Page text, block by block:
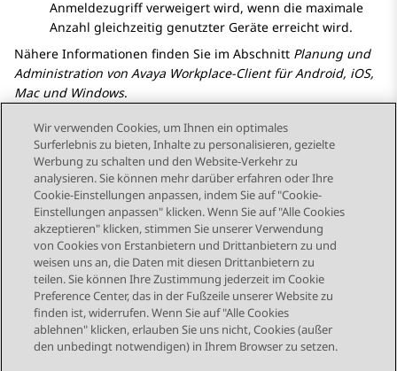
Anmeldezugriff verweigert wird, wenn die maximale
Anzahl gleichzeitig genutzter Geräte erreicht wird.
Nähere Informationen finden Sie im Abschnitt Planung und
Administration von Avaya Workplace-Clientfür Android, iOS,
Mac und Windows.
Send Feedback
Themennavigation
Vorheriges Thema Nächstes Thema
STAY CONNECTED
Wir verwenden Cookies, um Ihnen ein optimales
Surferlebnis zu bieten, Inhalte zu personalisieren, gezielte
Werbung zu schalten und den Website-Verkehr zu
analysieren. Sie können mehr darüber erfahren oder Ihre
Cookie-Einstellungen anpassen, indem Sie auf "Cookie-
Einstellungen anpassen" klicken. Wenn Sie auf "Alle Cookies
akzeptieren" klicken, stimmen Sie unserer Verwendung
von Cookies von Erstanbietern und Drittanbietern zu und
weisen uns an, die Daten mit diesen Drittanbietern zu
teilen. Sie können Ihre Zustimmung jederzeit im Cookie
Preference Center, das in der Fußzeile unserer Website zu
finden ist, widerrufen. Wenn Sie auf "Alle Cookies
ablehnen" klicken, erlauben Sie uns nicht, Cookies (außer
den unbedingt notwendigen) in Ihrem Browser zu setzen.